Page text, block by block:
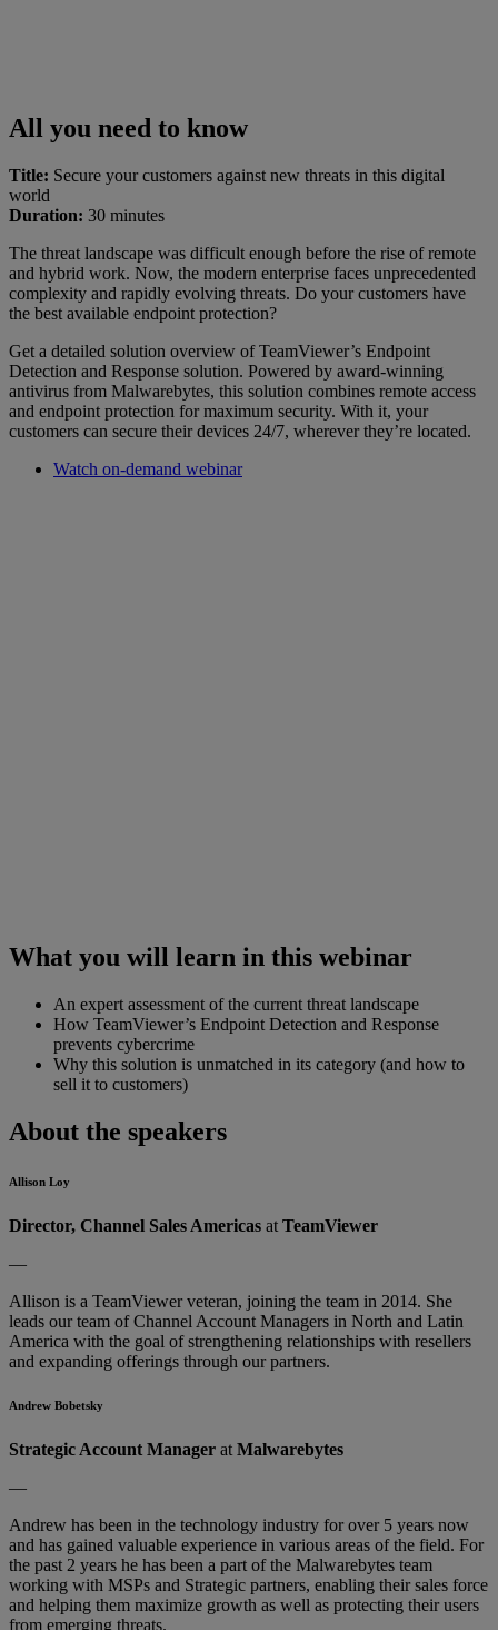
All you need to know
Title: Secure your customers against new threats in this digital
world
Duration: 30 minutes
The threat landscape was difficult enough before the rise of remote
and hybrid work. Now, the modern enterprise faces unprecedented
complexity and rapidly evolving threats. Do your customers have
the best available endpoint protection?
Get a detailed solution overview of TeamViewer’s Endpoint
Detection and Response solution. Powered by award-winning
antivirus from Malwarebytes, this solution combines remote access
and endpoint protection for maximum security. With it, your
customers can secure their devices 24/7, wherever they’re located.
Watch on-demand webinar
What you will learn in this webinar
An expert assessment of the current threat landscape​
How TeamViewer’s Endpoint Detection and Response
prevents cybercrime​
Why this solution is unmatched in its category (and how to
sell it to customers)
About the speakers
Allison Loy
Director, Channel Sales Americas at TeamViewer
—
Allison is a TeamViewer veteran, joining the team in 2014. She
leads our team of Channel Account Managers in North and Latin
America with the goal of strengthening relationships with resellers
and expanding offerings through our partners.
Andrew Bobetsky
Strategic Account Manager atMalwarebytes
—
Andrew has been in the technology industry for over 5 years now
and has gained valuable experience in various areas of the field. For
the past 2 years he has been a part of the Malwarebytes team
working with MSPs and Strategic partners, enabling their sales force
and helping them maximize growth as well as protecting their users
from emerging threats.